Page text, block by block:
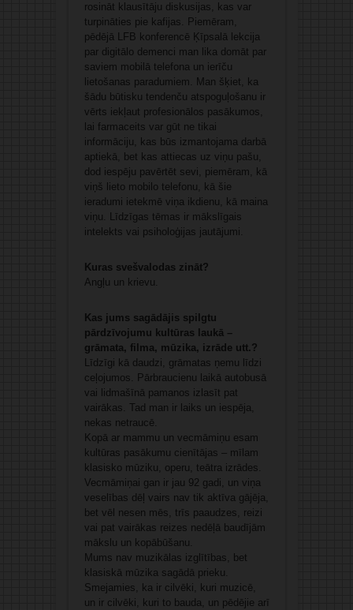
rosināt klausītāju diskusijas, kas var
turpināties pie kafijas. Piemēram,
pēdējā LFB konferencē Ķīpsalā lekcija
par digitālo demenci man lika domāt par
saviem mobilā telefona un ierīču
lietošanas paradumiem. Man šķiet, ka
šādu būtisku tendenču atspoguļošanu ir
vērts iekļaut profesionālos pasākumos,
lai farmaceits var gūt ne tikai
informāciju, kas būs izmantojama darbā
aptiekā, bet kas attiecas uz viņu pašu,
dod iespēju pavērtēt sevi, piemēram, kā
viņš lieto mobilo telefonu, kā šie
ieradumi ietekmē viņa ikdienu, kā maina
viņu. Līdzīgas tēmas ir mākslīgais
intelekts vai psiholoģijas jautājumi.
Kuras svešvalodas zināt?
Angļu un krievu.
Kas jums sagādājis spilgtu
pārdzīvojumu kultūras laukā –
grāmata, filma, mūzika, izrāde utt.?
Līdzīgi kā daudzi, grāmatas ņemu līdzi
ceļojumos. Pārbraucienu laikā autobusā
vai lidmašīnā pamanos izlasīt pat
vairākas. Tad man ir laiks un iespēja,
nekas netraucē.
Kopā ar mammu un vecmāmiņu esam
kultūras pasākumu cienītājas – mīlam
klasisko mūziku, operu, teātra izrādes.
Vecmāmiņai gan ir jau 92 gadi, un viņa
veselības dēļ vairs nav tik aktīva gājēja,
bet vēl nesen mēs, trīs paaudzes, reizi
vai pat vairākas reizes nedēļā baudījām
mākslu un kopābūšanu.
Mums nav muzikālas izglītības, bet
klasiskā mūzika sagādā prieku.
Smejamies, ka ir cilvēki, kuri muzicē,
un ir cilvēki, kuri to bauda, un pēdējie arī